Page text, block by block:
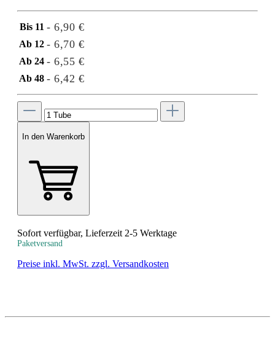
Bis 11 - 6,90 €
Ab 12 - 6,70 €
Ab 24 - 6,55 €
Ab 48 - 6,42 €
In den Warenkorb
Sofort verfügbar, Lieferzeit 2-5 Werktage
Paketversand
Preise inkl. MwSt. zzgl. Versandkosten